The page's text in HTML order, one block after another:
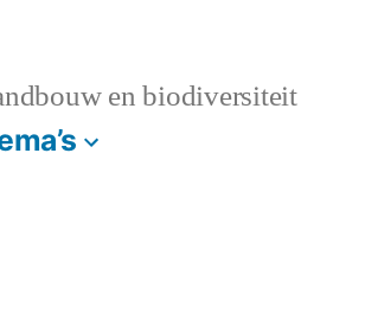
en biodiversiteit